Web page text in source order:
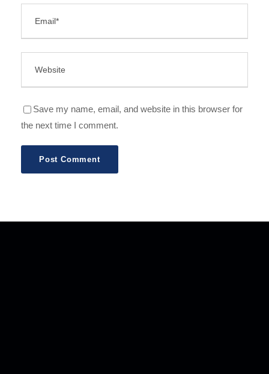
Save my name, email, and website in this browser for
the next time I comment.